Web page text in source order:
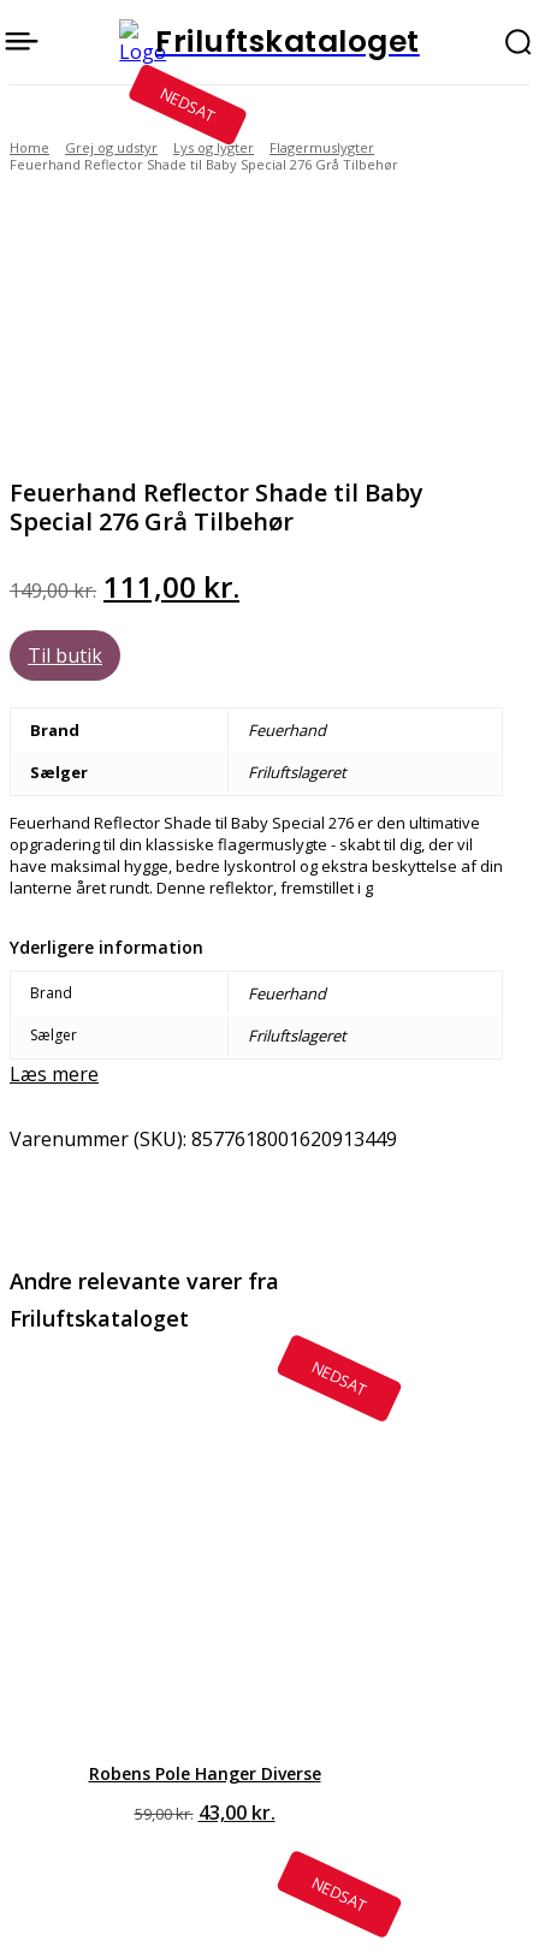
Friluftskataloget
Home Grej og udstyr Lys og lygter
Flagermuslygter
Feuerhand Reflector Shade til Baby Special 276 Grå Tilbehør
NEDSAT
Feuerhand Reflector Shade til Baby
Special 276 Grå Tilbehør
149,00kr. Den
oprindelige
pris
111,00 kr.
111,00 kr..
Til butik
Brand
Feuerhand
Sælger
Friluftslageret
Feuerhand Reflector Shade til Baby Special 276 er den ultimative
opgradering til din klassiske flagermuslygte - skabt til dig, der vil
have maksimal hygge, bedre lyskontrol og ekstra beskyttelse af din
lanterne året rundt. Denne reflektor, fremstillet i g
Yderligere information
Brand Feuerhand
Sælger Friluftslageret
Læs mere
Varenummer (SKU): 8577618001620913449
Andre relevante varer fra
Friluftskataloget
NEDSAT
Robens Pole Hanger Diverse
59,00kr. Den
43,00 kr.Den
pris
er:
43,00 kr..
NEDSAT